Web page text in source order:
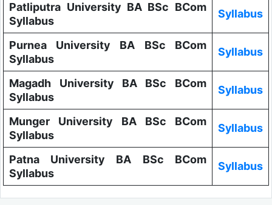
Patliputra University BA BSc BCom
Syllabus
Syllabus
Purnea University BA BSc BCom
Syllabus
Syllabus
Magadh University BA BSc BCom
Syllabus
Syllabus
Munger University BA BSc BCom
Syllabus
Syllabus
Patna University BA BSc BCom
Syllabus
Syllabus